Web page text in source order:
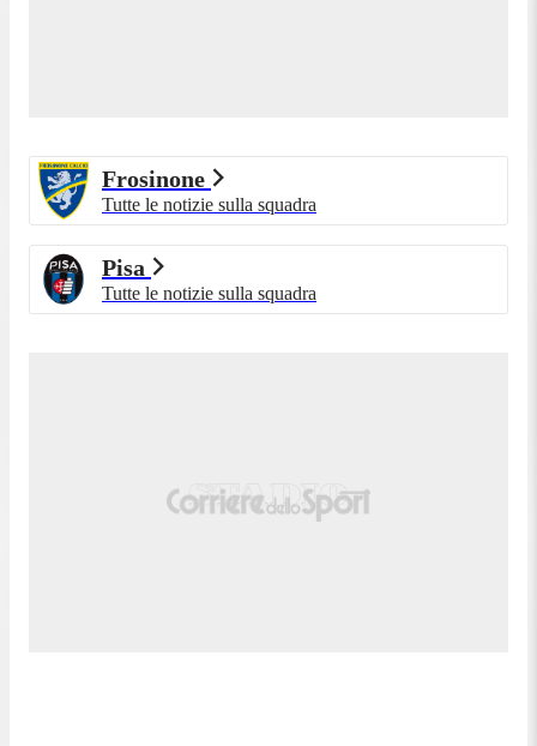
Frosinone
Tutte le notizie sulla squadra
Pisa
Tutte le notizie sulla squadra